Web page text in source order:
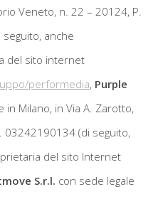
Veneto, n. 22 – 20124, P.
seguito, anche
del sito internet
performedia, Purple
in Milano, in Via A. Zarotto,
03242190134 (di seguito,
del sito Internet
S.r.l. con sede legale